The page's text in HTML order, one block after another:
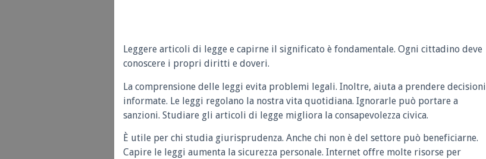
Leggere articoli di legge e capirne il significato è fondamentale. Ogni cittadino deve
conoscere i propri diritti e doveri.
La comprensione delle leggi evita problemi legali. Inoltre, aiuta a prendere decisioni
informate. Le leggi regolano la nostra vita quotidiana. Ignorarle può portare a
sanzioni. Studiare gli articoli di legge migliora la consapevolezza civica.
È utile per chi studia giurisprudenza. Anche chi non è del settore può beneficiarne.
Capire le leggi aumenta la sicurezza personale. Internet offre molte risorse per